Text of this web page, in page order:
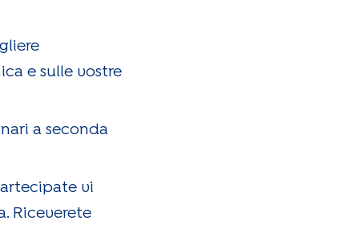
e sulle vostre
a seconda
vi
Riceverete